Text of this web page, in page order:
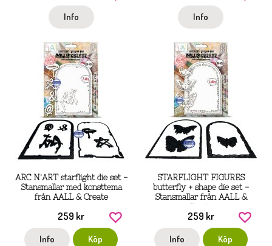
Info Info
ARC N'ART starflight die set -
Stansmallar med konsttema
från AALL & Create
259 kr
Info Köp
STARFLIGHT FIGURES
butterfly + shape die set -
Stansmallar från AALL &
259 kr
Info Köp